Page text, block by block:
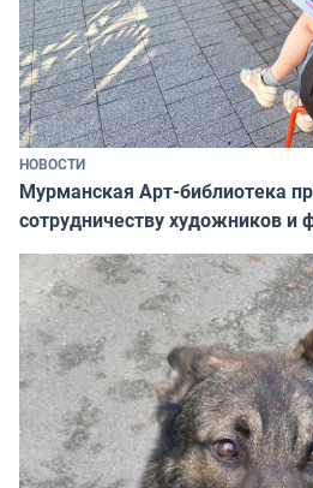
НОВОСТИ
Мурманская Арт-библиотека
сотрудничеству художников и